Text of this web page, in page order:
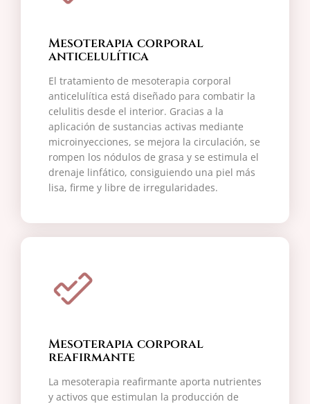
Mesoterapia corporal
anticelulítica
El tratamiento de mesoterapia corporal
anticelulítica está diseñado para combatir la
celulitis desde el interior. Gracias a la
aplicación de sustancias activas mediante
microinyecciones, se mejora la circulación, se
rompen los nódulos de grasa y se estimula el
drenaje linfático, consiguiendo una piel más
lisa, firme y libre de irregularidades.
Mesoterapia corporal
reafirmante
La mesoterapia reafirmante aporta nutrientes
y activos que estimulan la producción de